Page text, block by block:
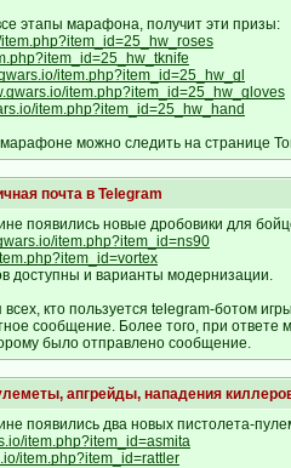
этапы марафона, получит эти призы:
item.php?item_id=25_hw_gl
item.php?item_id=25_hw_gloves
item.php?item_id=25_hw_hand
марафоне можно следить на странице
почта в Telegram
появились новые дробовики для
item.php?item_id=ns90
доступны и варианты модернизации.
кто пользуется telegram-ботом
сообщение. Более того, при ответе
было отправлено сообщение.
апгрейды, нападения
появились два новых пистолета-
item.php?item_id=asmita
item.php?item_id=rattler